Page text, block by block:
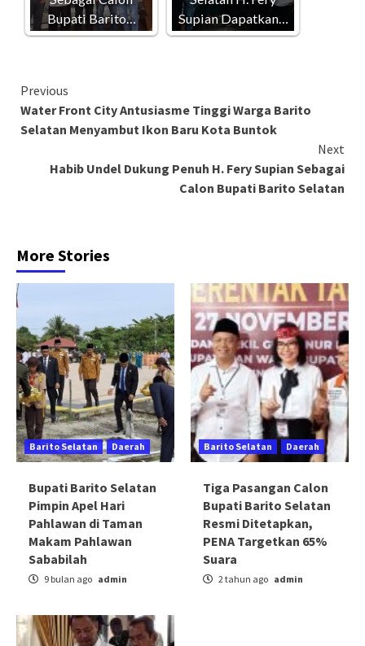
Bupati Barito…
Supian Dapatkan…
Continue
Reading
Previous
Water Front City Antusiasme Tinggi Warga Barito
Selatan Menyambut Ikon Baru Kota Buntok
Next
Habib Undel Dukung Penuh H. Fery Supian Sebagai
Calon Bupati Barito Selatan
More Stories
Barito Selatan Daerah
Bupati Barito Selatan
Pimpin Apel Hari
Pahlawan di Taman
Makam Pahlawan
Sababilah
9 bulan ago admin
Barito Selatan Daerah
Tiga Pasangan Calon
Bupati Barito Selatan
Resmi Ditetapkan,
PENA Targetkan 65%
Suara
2 tahun ago admin